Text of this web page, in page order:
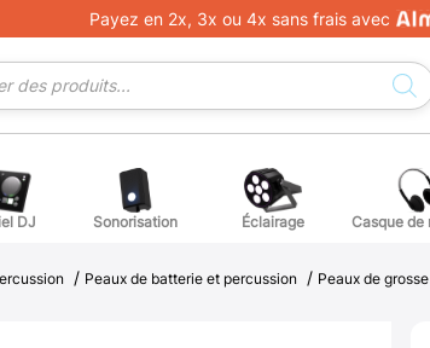
Payez en 2x, 3x ou 4x sans frais avec
voix
DJ
DJ
Sonorisation Éclairage Casque de
/ Peaux de batterie et percussion / Peaux de